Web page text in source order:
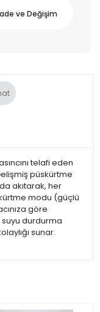
ve Değişim
telafi eden
püskürtme
akıtarak, her
modu (güçlü
göre
durdurma
sunar.